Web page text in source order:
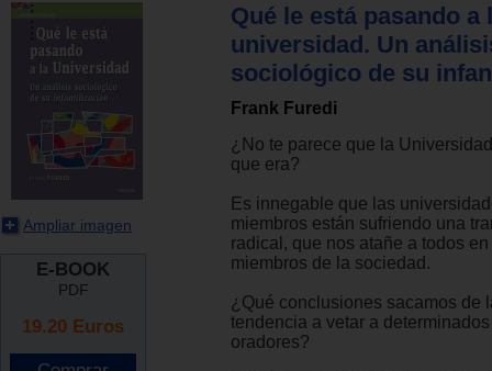
Ampliar imagen
E-BOOK
PDF
19.20 Euros
Qué le está pasando a
universidad. Un
sociológico de su
Frank Furedi
¿No te parece que la
que era?
Es innegable que las
miembros están sufriendo una
radical, que nos atañe a todos
miembros de la sociedad.
¿Qué conclusiones sacamos de
tendencia a vetar a
oradores?